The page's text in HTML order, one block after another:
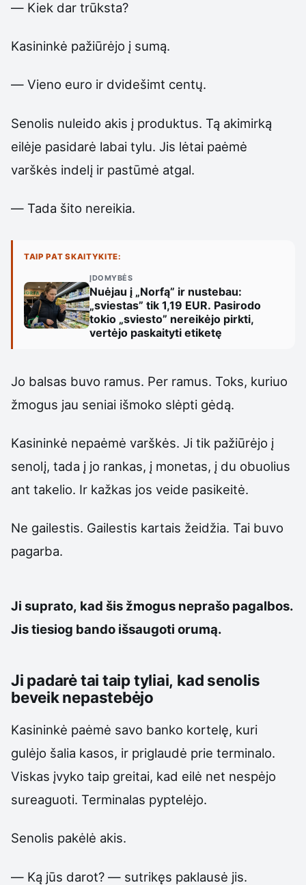
— Kiek dar trūksta?
Kasininkė pažiūrėjo į sumą.
— Vieno euro ir dvidešimt centų.
Senolis nuleido akis į produktus. Tą akimirką
eilėje pasidarė labai tylu. Jis lėtai paėmė
varškės indelį ir pastūmė atgal.
— Tada šito nereikia.
TAIP PAT SKAITYKITE:
ĮDOMYBĖS
Nuėjau į „Norfą” ir nustebau:
„sviestas” tik 1,19 EUR. Pasirodo
tokio „sviesto” nereikėjo pirkti,
vertėjo paskaityti etiketę
Jo balsas buvo ramus. Per ramus. Toks, kuriuo
žmogus jau seniai išmoko slėpti gėdą.
Kasininkė nepaėmė varškės. Ji tik pažiūrėjo į
senolį, tada į jo rankas, į monetas, į du obuolius
ant takelio. Ir kažkas jos veide pasikeitė.
Ne gailestis. Gailestis kartais žeidžia. Tai buvo
pagarba.
Ji suprato, kad šis žmogus neprašo pagalbos.
Jis tiesiog bando išsaugoti orumą.
Ji padarė tai taip tyliai, kad senolis
beveik nepastebėjo
Kasininkė paėmė savo banko kortelę, kuri
gulėjo šalia kasos, ir priglaudė prie terminalo.
Viskas įvyko taip greitai, kad eilė net nespėjo
sureaguoti. Terminalas pyptelėjo.
Senolis pakėlė akis.
— Ką jūs darot? — sutrikęs paklausė jis.